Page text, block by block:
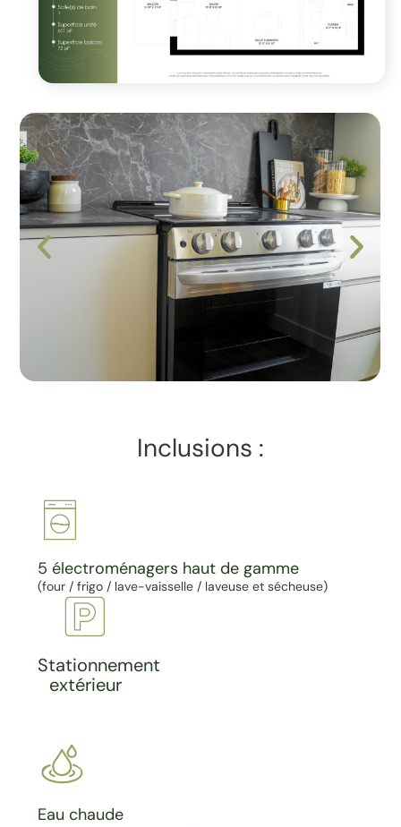
Inclusions :
5 électroménagers haut de gamme
(four / frigo / lave-vaisselle / laveuse et sécheuse)
Stationnement
extérieur
Eau chaude